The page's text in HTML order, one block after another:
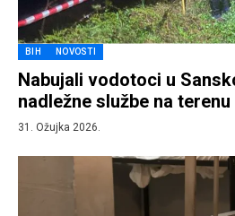
BIH NOVOSTI
Nabujali vodotoci u
nadležne službe na terenu
31. Ožujka 2026.